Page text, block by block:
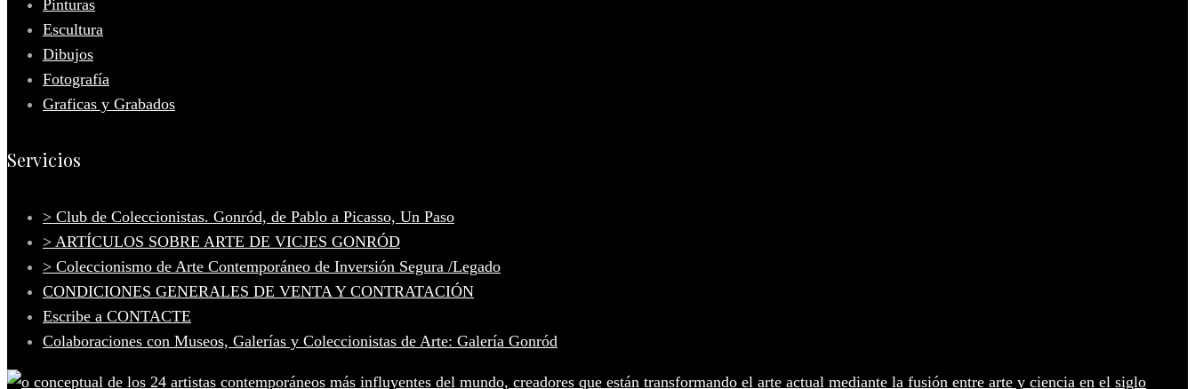
Pinturas
Escultura
Dibujos
Fotografía
Graficas y Grabados
Servicios
> Club de Coleccionistas. Gonród, de Pablo a Picasso, Un Paso
> ARTÍCULOS SOBRE ARTE DE VICJES GONRÓD
> Coleccionismo de Arte Contemporáneo de Inversión Segura /Legado
CONDICIONES GENERALES DE VENTA Y CONTRATACIÓN
Escribe a CONTACTE
Colaboraciones con Museos, Galerías y Coleccionistas de Arte: Galería Gonród